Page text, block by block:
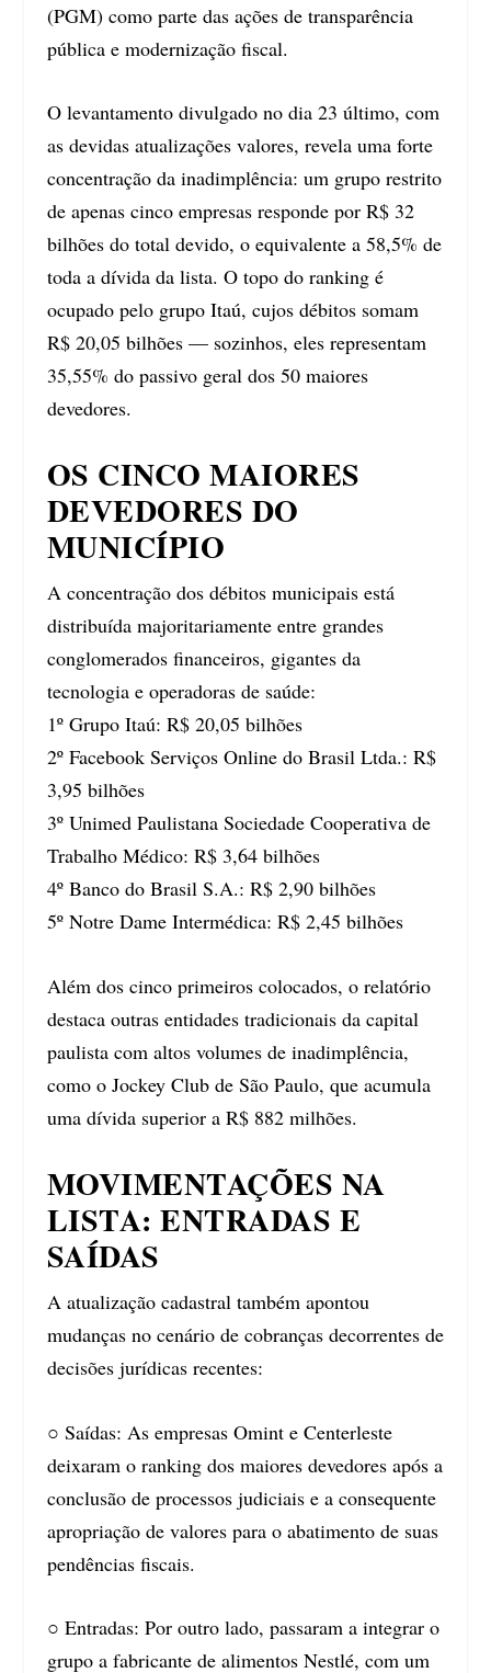
(PGM) como parte das ações de transparência
pública e modernização fiscal.
O levantamento divulgado no dia 23 último, com
as devidas atualizações valores, revela uma forte
concentração da inadimplência: um grupo restrito
de apenas cinco empresas responde por R$ 32
bilhões do total devido, o equivalente a 58,5% de
toda a dívida da lista. O topo do ranking é
ocupado pelo grupo Itaú, cujos débitos somam
R$ 20,05 bilhões — sozinhos, eles representam
35,55% do passivo geral dos 50 maiores
devedores.
OS CINCO MAIORES
DEVEDORES DO
MUNICÍPIO
A concentração dos débitos municipais está
distribuída majoritariamente entre grandes
conglomerados financeiros, gigantes da
tecnologia e operadoras de saúde:
1º Grupo Itaú: R$ 20,05 bilhões
2º Facebook Serviços Online do Brasil Ltda.: R$
3,95 bilhões
3º Unimed Paulistana Sociedade Cooperativa de
Trabalho Médico: R$ 3,64 bilhões
4º Banco do Brasil S.A.: R$ 2,90 bilhões
5º Notre Dame Intermédica: R$ 2,45 bilhões
Além dos cinco primeiros colocados, o relatório
destaca outras entidades tradicionais da capital
paulista com altos volumes de inadimplência,
como o Jockey Club de São Paulo, que acumula
uma dívida superior a R$ 882 milhões.
MOVIMENTAÇÕES NA
LISTA: ENTRADAS E
SAÍDAS
A atualização cadastral também apontou
mudanças no cenário de cobranças decorrentes de
decisões jurídicas recentes:
○ Saídas: As empresas Omint e Centerleste
deixaram o ranking dos maiores devedores após a
conclusão de processos judiciais e a consequente
apropriação de valores para o abatimento de suas
pendências fiscais.
○ Entradas: Por outro lado, passaram a integrar o
grupo a fabricante de alimentos Nestlé, com um